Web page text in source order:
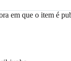
em que o item é